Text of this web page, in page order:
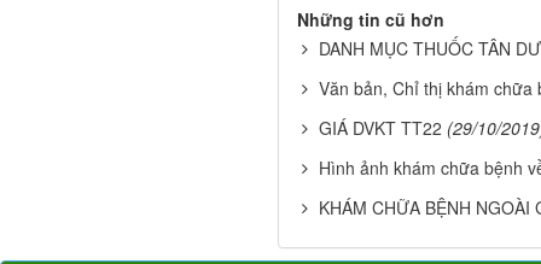
Những tin cũ hơn
DANH MỤC THUỐC TÂN
Văn bản, Chỉ thị khám chữa
GIÁ DVKT TT22 (29/10/
Hình ảnh khám chữa bệnh
KHÁM CHỮA BỆNH NGOÀI